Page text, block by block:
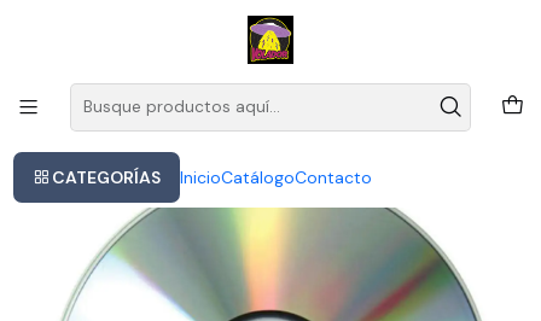
CATEGORÍAS InicioCatálogoContacto
Este es el texto del slide